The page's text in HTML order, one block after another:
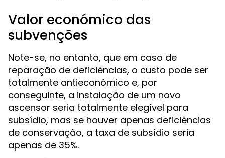
Valor económico das
subvenções
Note-se, no entanto, que em caso de
reparação de deficiências, o custo pode ser
totalmente antieconómico e, por
conseguinte, a instalação de um novo
ascensor seria totalmente elegível para
subsídio, mas se houver apenas deficiências
de conservação, a taxa de subsídio seria
apenas de 35%.